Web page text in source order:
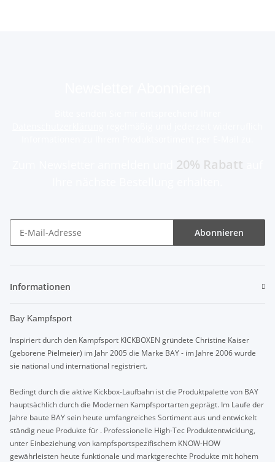
20% Rabatt
Abonnieren
Informationen
Bay Kampfsport
Inspiriert durch den Kampfsport KICKBOXEN gründete Christine Kaiser
(geborene Pielmeier) im Jahr 2005 die Marke BAY - im Jahre 2006 wurde
sie national und international registriert.
Bedingt durch die aktive Kickbox-Laufbahn ist die Produktpalette von BAY
hauptsächlich durch die Modernen Kampfsportarten geprägt. Im Laufe der
Jahre baute BAY sein heute umfangreiches Sortiment aus und entwickelt
ständig neue Produkte für . Professionelle High-Tec Produktentwicklung,
unter Einbeziehung von kampfsportspezifischem KNOW-HOW
gewährleisten heute funktionale und marktgerechte Produkte mit hohem